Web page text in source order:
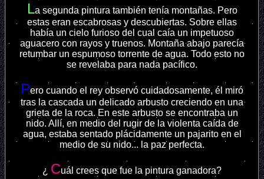
La segunda pintura también tenía montañas. Pero
estas eran escabrosas y descubiertas. Sobre ellas
había un cielo furioso del cual caía un impetuoso
aguacero con rayos y truenos. Montaña abajo parecía
retumbar un espumoso torrente de agua. Todo esto no
se revelaba para nada pacífico.
Pero cuando el rey observó cuidadosamente, él miró
tras la cascada un delicado arbusto creciendo en una
grieta de la roca. En este arbusto se encontraba un
nido. Allí, en medio del rugir de la violenta caída de
agua, estaba sentado plácidamente un pajarito en el
medio de su nido... la paz perfecta.
¿ Cuál crees que fue la pintura ganadora?